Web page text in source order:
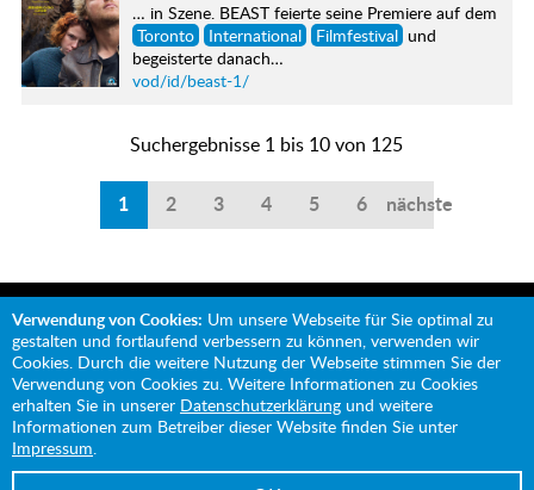
… in Szene. BEAST feierte seine Premiere auf dem
Toronto
International Filmfestival und
begeisterte danach…
vod/id/beast-1/
Suchergebnisse 1 bis 10 von 125
1 2 3 4 5 6 nächste
Mit Unterstützung von:
Verwendung von Cookies: Um unsere Webseite für Sie optimal zu
gestalten und fortlaufend verbessern zu können, verwenden wir
Cookies. Durch die weitere Nutzung der Webseite stimmen Sie der
Verwendung von Cookies zu. Weitere Informationen zu Cookies
erhalten Sie in unserer Datenschutzerklärung und weitere
Informationen zum Betreiber dieser Website finden Sie unter
Impressum.